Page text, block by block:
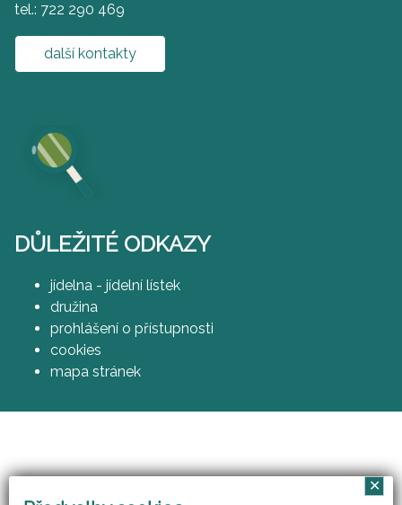
tel.: 722 290 469
další kontakty
DŮLEŽITÉ ODKAZY
jídelna - jídelní lístek
družina
prohlášení o přístupnosti
cookies
mapa stránek
✕